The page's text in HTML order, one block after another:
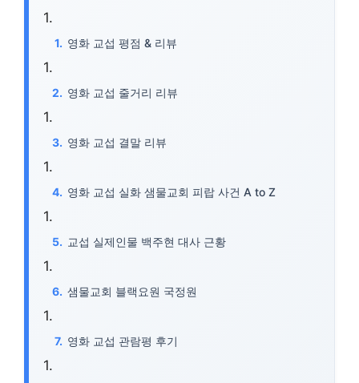
영화 교섭 평점 & 리뷰
영화 교섭 줄거리 리뷰
영화 교섭 결말 리뷰
영화 교섭 실화 샘물교회 피랍 사건 A to Z
교섭 실제인물 백주현 대사 근황
샘물교회 블랙요원 국정원
영화 교섭 관람평 후기